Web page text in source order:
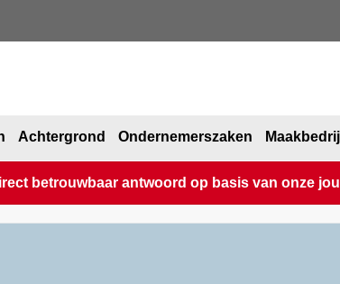
Achtergrond Ondernemerszaken
betrouwbaar antwoord op basis van onze